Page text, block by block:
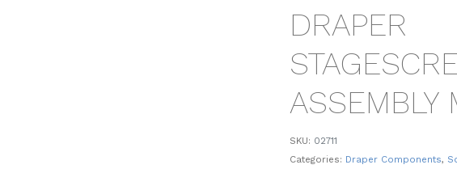
DRAPER
ASSEMBLY
SKU: 02711
Categories: Draper Components,